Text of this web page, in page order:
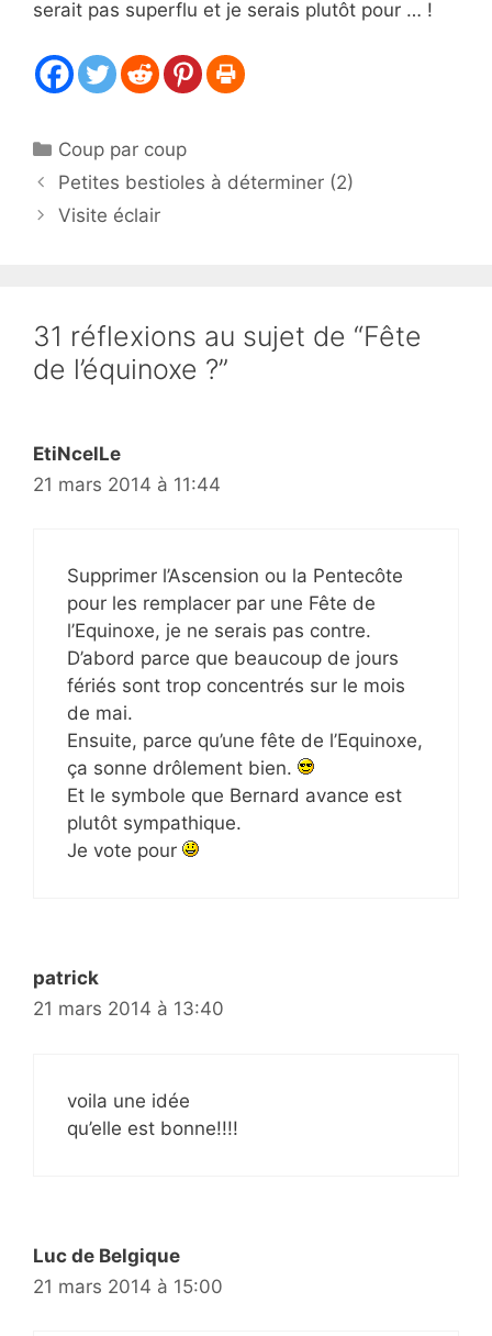
serait pas superflu et je serais plutôt pour … !
Catégories
Coup par coup
Petites bestioles à déterminer (2)
Visite éclair
31 réflexions au sujet de “Fête
de l’équinoxe ?”
EtiNcelLe
21 mars 2014 à 11:44
Supprimer l’Ascension ou la Pentecôte
pour les remplacer par une Fête de
l’Equinoxe, je ne serais pas contre.
D’abord parce que beaucoup de jours
fériés sont trop concentrés sur le mois
de mai.
Ensuite, parce qu’une fête de l’Equinoxe,
ça sonne drôlement bien.
Et le symbole que Bernard avance est
plutôt sympathique.
Je vote pour
patrick
21 mars 2014 à 13:40
voila une idée
qu’elle est bonne!!!!
Luc de Belgique
21 mars 2014 à 15:00